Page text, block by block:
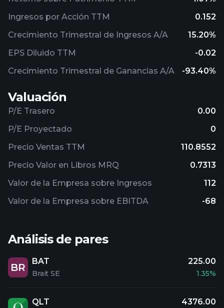
Ingresos por Acción TTM
0.152
Crecimiento Trimestral de Ingresos A/A
15.20%
EPS Diluido TTM
-0.02
Crecimiento Trimestral de Ganancias A/A
-93.40%
Valuación
P/E Trasero
0.00
P/E Proyectado
0
Precio Ventas TTM
110.8552
Precio Valor en Libros MRQ
0.7313
Valor de la Empresa sobre Ingresos
112
Valor de la Empresa sobre EBITDA
-68
Análisis de pares
BR
BAT
Brait SE
225.00
1.35%
QLT 4376.00